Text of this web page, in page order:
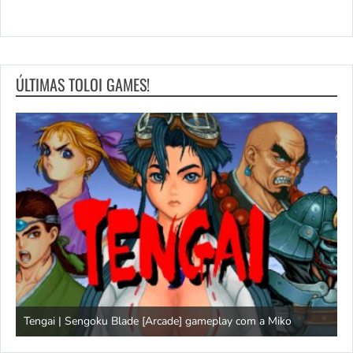
ÚLTIMAS TOLOI GAMES!
Tengai | Sengoku Blade [Arcade] gameplay com a Miko